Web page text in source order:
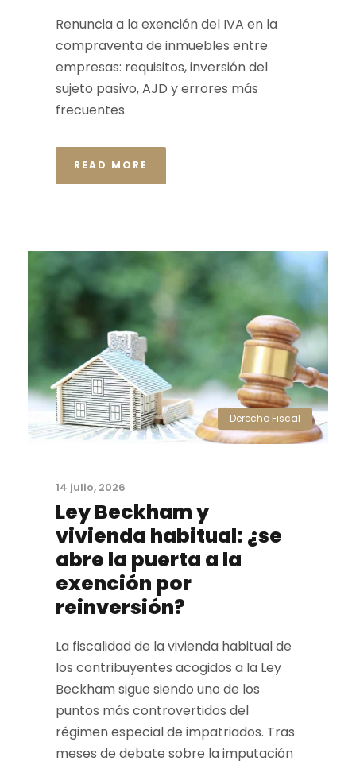
Renuncia a la exención del IVA en la
compraventa de inmuebles entre
empresas: requisitos, inversión del
sujeto pasivo, AJD y errores más
frecuentes.
READ MORE
Derecho Fiscal
14 julio, 2026
Ley Beckham y
vivienda habitual: ¿se
abre la puerta a la
exención por
reinversión?
La fiscalidad de la vivienda habitual de
los contribuyentes acogidos a la Ley
Beckham sigue siendo uno de los
puntos más controvertidos del
régimen especial de impatriados. Tras
meses de debate sobre la imputación